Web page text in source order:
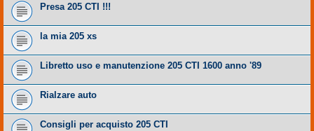
Presa 205 CTI !!!
la mia 205 xs
Libretto uso e manutenzione 205 CTI 1600 anno '89
Rialzare auto
Consigli per acquisto 205 CTI